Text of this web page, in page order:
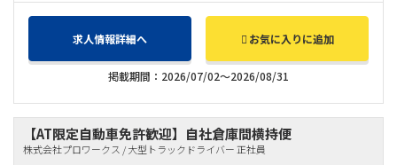
求人情報詳細へ お気に入りに追加
掲載期間：2026/07/02～2026/08/31
【AT限定自動車免許歓迎】自社倉庫間横持便
株式会社プロワークス / 大型トラックドライバー 正社員